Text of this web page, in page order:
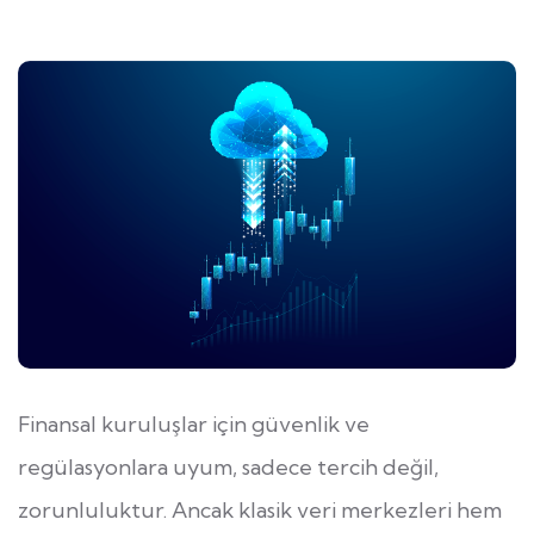
Finansal kuruluşlar için güvenlik ve
regülasyonlara uyum, sadece tercih değil,
zorunluluktur. Ancak klasik veri merkezleri hem